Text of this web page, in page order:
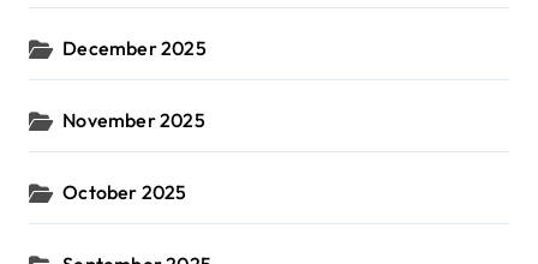
December 2025
November 2025
October 2025